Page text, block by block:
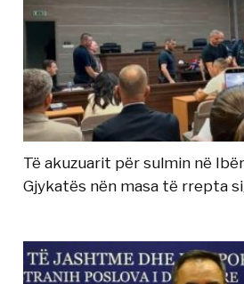
Të akuzuarit për sulmin në
Gjykatës nën masa të rrepta